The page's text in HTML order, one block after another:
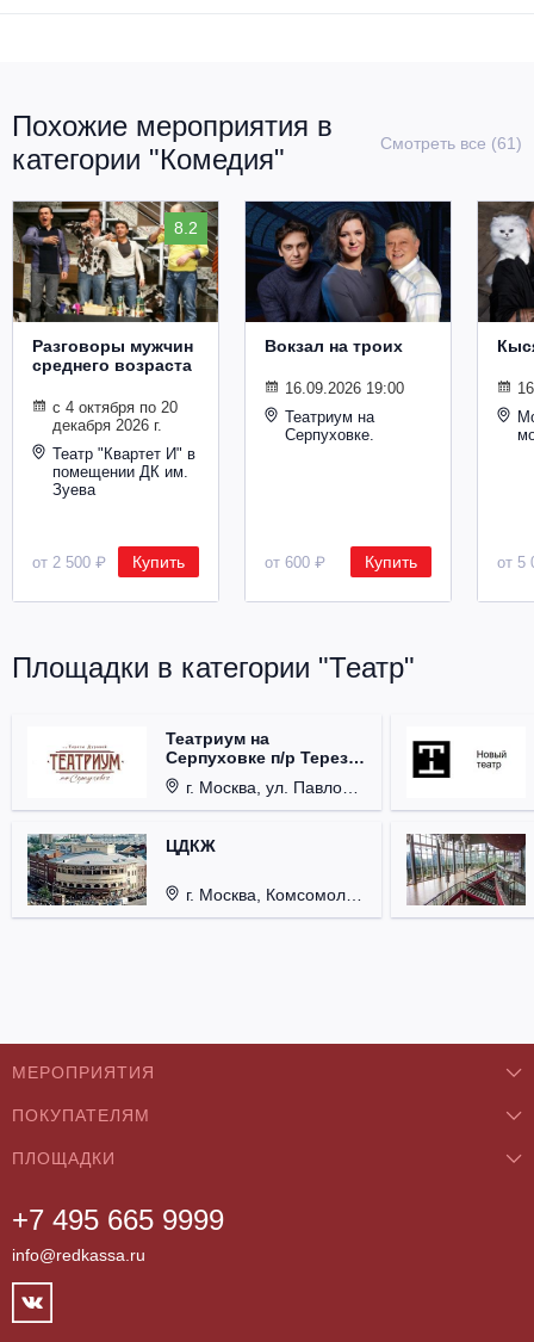
Похожие мероприятия в
категории "Комедия"
Смотреть все (61)
8.2
Разговоры мужчин
среднего возраста
с 4 октября по 20
декабря 2026 г.
Театр "Квартет И" в
помещении ДК им.
Зуева
от 2 500 ₽ Купить
Вокзал на троих
16.09.2026 19:00
Театриум на
Серпуховке.
от 600 ₽ Купить от 5
Площадки в категории "Театр"
Театриум на
Серпуховке п/р Терезы
Дуровой
г. Москва, ул. Павловская, д. 6.
ЦДКЖ
г. Москва, Комсомольская пл., д. 4.
+7 495 665 9999
info@redkassa.ru
МЕРОПРИЯТИЯ
Концерты
Классика
Театры
Фестивали
Спорт
ПОКУПАТЕЛЯМ
О нас
Как купить
Возврат билетов
Контакты
ПЛОЩАДКИ
Бар/Ресторан/Кафе
Клуб
Концертный зал